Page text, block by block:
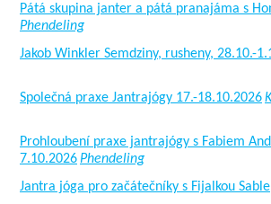
Pátá skupina janter a pátá pranajáma s
Phendeling
Jakob Winkler Semdziny, rusheny, 28.10.-
Společná praxe Jantrajógy 17.-18.10.2026
Prohloubení praxe jantrajógy s Fabiem
7.10.2026Phendeling
Jantra jóga pro začátečníky s Fijalkou Sable